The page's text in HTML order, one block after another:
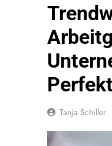
Tanja Schiller